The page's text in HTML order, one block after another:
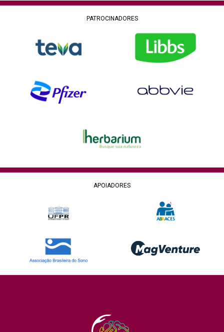
PATROCINADORES
APOIADORES